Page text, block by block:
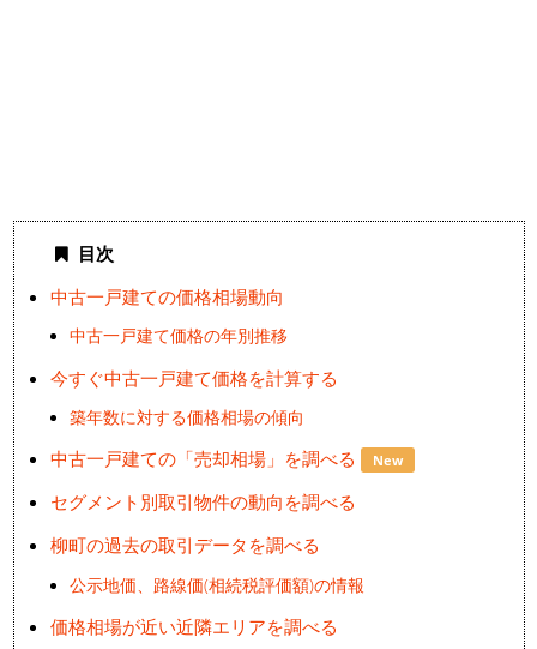
目次
中古一戸建ての価格相場動向
中古一戸建て価格の年別推移
今すぐ中古一戸建て価格を計算する
築年数に対する価格相場の傾向
中古一戸建ての「売却相場」を調べる New
セグメント別取引物件の動向を調べる
柳町の過去の取引データを調べる
公示地価、路線価(相続税評価額)の情報
価格相場が近い近隣エリアを調べる